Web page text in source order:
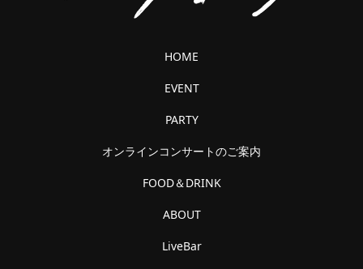
HOME
EVENT
PARTY
オンラインコンサートのご案内
FOOD＆DRINK
ABOUT
LiveBar